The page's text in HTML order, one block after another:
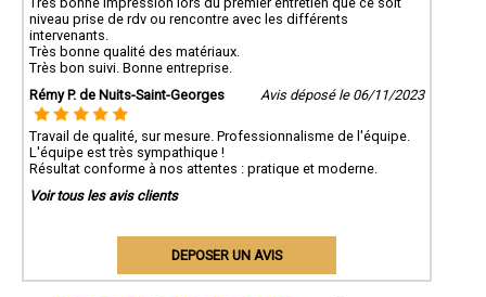
niveau prise de rdv ou rencontre avec les différents
intervenants.
Très bonne qualité des matériaux.
Très bon suivi. Bonne entreprise.
Rémy P. de Nuits-Saint-Georges
Avis déposé le 06/11/2023
Travail de qualité, sur mesure. Professionnalisme de l'équipe.
L'équipe est très sympathique !
Résultat conforme à nos attentes : pratique et moderne.
Voir tous les avis clients
DEPOSER UN AVIS